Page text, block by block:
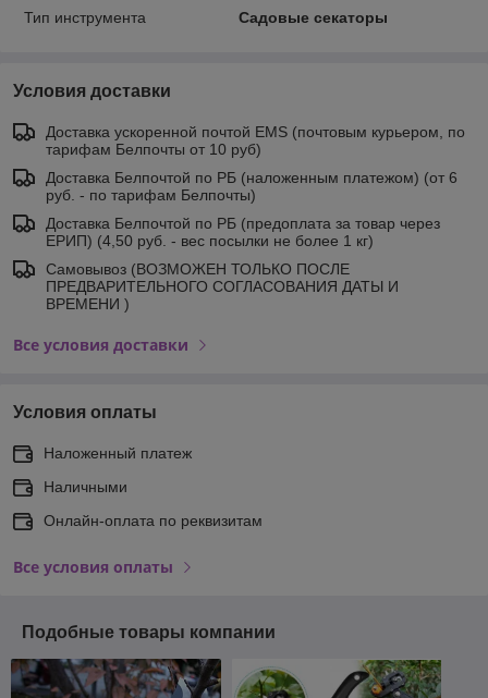
Тип инструмента Садовые секаторы
Условия доставки
Доставка ускоренной почтой EMS (почтовым курьером, по
тарифам Белпочты от 10 руб)
Доставка Белпочтой по РБ (наложенным платежом) (от 6
руб. - по тарифам Белпочты)
Доставка Белпочтой по РБ (предоплата за товар через
ЕРИП) (4,50 руб. - вес посылки не более 1 кг)
Самовывоз (ВОЗМОЖЕН ТОЛЬКО ПОСЛЕ
ПРЕДВАРИТЕЛЬНОГО СОГЛАСОВАНИЯ ДАТЫ И
ВРЕМЕНИ )
Все условия доставки
Условия оплаты
Наложенный платеж
Наличными
Онлайн-оплата по реквизитам
Все условия оплаты
Подобные товары компании